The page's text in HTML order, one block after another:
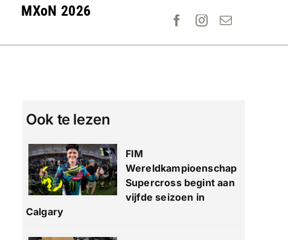
MXoN 2026
Ook te lezen
FIM
Wereldkampioenschap
Supercross begint aan
vijfde seizoen in
Calgary